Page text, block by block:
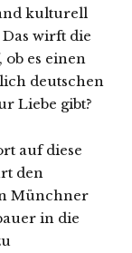
kulturell
wirft die
ob es einen
deutschen
Liebe gibt?
auf diese
den
Münchner
in die